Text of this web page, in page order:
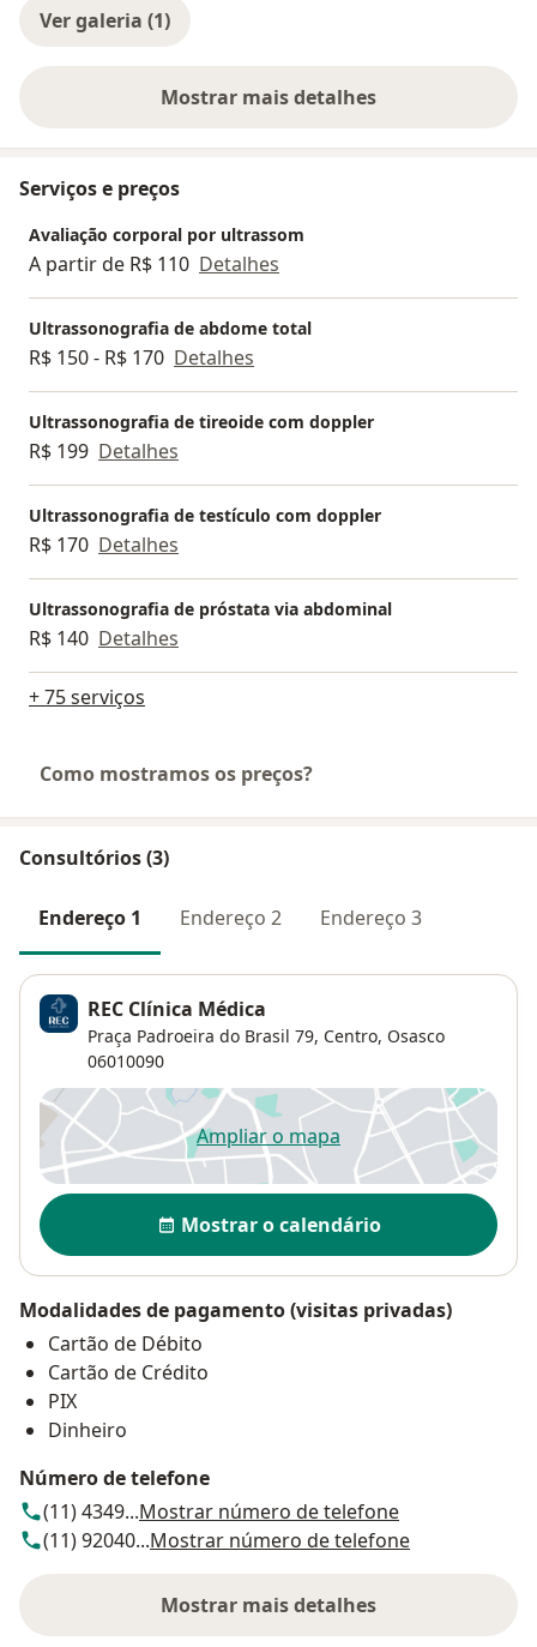
Ver galeria (1)
Mostrar mais detalhes
sobre a experiência
Serviços e preços
Avaliação corporal por ultrassom
A partir de R$ 110 Detalhes
Ultrassonografia de abdome total
R$ 150 - R$ 170 Detalhes
Ultrassonografia de tireoide com doppler
R$ 199 Detalhes
Ultrassonografia de testículo com doppler
R$ 170 Detalhes
Ultrassonografia de próstata via abdominal
R$ 140 Detalhes
+ 75 serviços
Como mostramos os preços?
Consultórios (3)
Endereço 1 Endereço 2 Endereço 3
REC Clínica Médica
Praça Padroeira do Brasil 79, Centro, Osasco
06010090
Ampliar o mapaabre num novo separador
Disponibilidade
Mostrar o calendário
Modalidades de pagamento (visitas privadas)
Cartão de Débito
Cartão de Crédito
PIX
Dinheiro
Número de telefone
(11) 4349...Mostrar número de telefone
(11) 92040...Mostrar número de telefone
Mostrar mais detalhes
sobre o endereço